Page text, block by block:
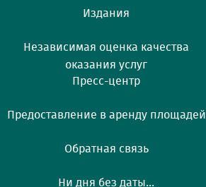
Издания
Независимая оценка качества
оказания услуг
Пресс-центр
Предоставление в аренду площадей
Обратная связь
Ни дня без даты...